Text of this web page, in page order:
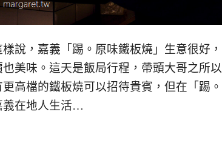
說，嘉義「踢。原味鐵板燒」生意很好，
美味。這天是飯局行程，帶頭大哥之所以
高檔的鐵板燒可以招待貴賓，但在「踢。
義在地人生活…